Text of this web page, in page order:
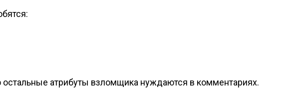
атрибуты взломщика нуждаются в комментариях.